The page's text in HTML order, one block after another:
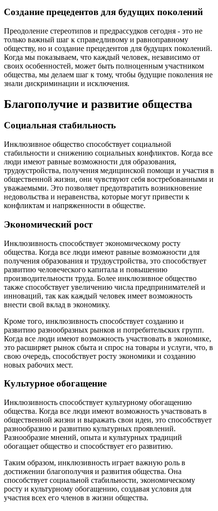
Создание прецедентов для будущих поколений
Преодоление стереотипов и предрассудков сегодня - это не
только важный шаг к справедливому и равноправному
обществу, но и создание прецедентов для будущих поколений.
Когда мы показываем, что каждый человек, независимо от
своих особенностей, может быть полноценным участником
общества, мы делаем шаг к тому, чтобы будущие поколения не
знали дискриминации и исключения.
Благополучие и развитие общества
Социальная стабильность
Инклюзивное общество способствует социальной
стабильности и снижению социальных конфликтов. Когда все
люди имеют равные возможности для образования,
трудоустройства, получения медицинской помощи и участия в
общественной жизни, они чувствуют себя востребованными и
уважаемыми. Это позволяет предотвратить возникновение
недовольства и неравенства, которые могут привести к
конфликтам и напряженности в обществе.
Экономический рост
Инклюзивность способствует экономическому росту
общества. Когда все люди имеют равные возможности для
получения образования и трудоустройства, это способствует
развитию человеческого капитала и повышению
производительности труда. Более инклюзивное общество
также способствует увеличению числа предпринимателей и
инноваций, так как каждый человек имеет возможность
внести свой вклад в экономику.
Кроме того, инклюзивность способствует созданию и
развитию разнообразных рынков и потребительских групп.
Когда все люди имеют возможность участвовать в экономике,
это расширяет рынок сбыта и спрос на товары и услуги, что, в
свою очередь, способствует росту экономики и созданию
новых рабочих мест.
Культурное обогащение
Инклюзивность способствует культурному обогащению
общества. Когда все люди имеют возможность участвовать в
общественной жизни и выражать свои идеи, это способствует
разнообразию и развитию культурных проявлений.
Разнообразие мнений, опыта и культурных традиций
обогащает общество и способствует его развитию.
Таким образом, инклюзивность играет важную роль в
достижении благополучия и развития общества. Она
способствует социальной стабильности, экономическому
росту и культурному обогащению, создавая условия для
участия всех его членов в жизни общества.